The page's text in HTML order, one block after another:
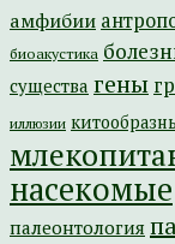
амфибии
биоакустика
существа гены
иллюзии
насекомые
палеонтология